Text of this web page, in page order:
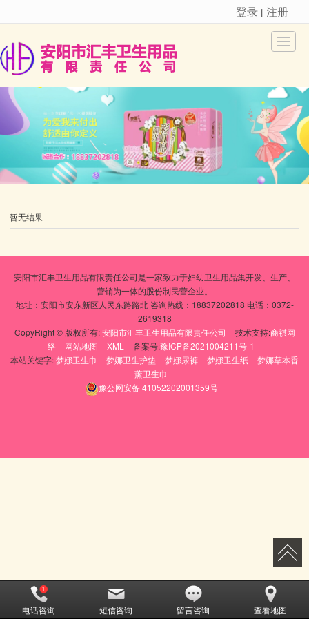
很遗憾，因您的浏览器版本过低导致无法获得最佳浏览体验，推荐下载安装谷歌浏览器！
登录 丨 注册
首页 新品推荐 新闻动态
暂无结果
安阳市汇丰卫生用品有限责任公司是一家致力于妇幼卫生用品集开发、生产、
营销为一体的股份制民营企业。
地址：安阳市安东新区人民东路路北 咨询热线：18837202818 电话：0372-
2619318
CopyRight © 版权所有:安阳市汇丰卫生用品有限责任公司 技术支持:商祺网
络
网站地图 XML 备案号:豫ICP备2021004211号-1
本站关键字:梦娜卫生巾 梦娜卫生护垫 梦娜尿裤 梦娜卫生纸
梦娜草本香
薰卫生巾
豫公网安备 41052202001359号
电话咨询 短信咨询 留言咨询 查看地图